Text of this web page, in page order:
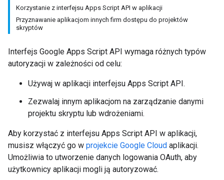
Korzystanie z interfejsu Apps Script API w aplikacji
Przyznawanie aplikacjom innych firm dostępu do projektów
skryptów
Interfejs Google Apps Script API wymaga różnych typów
autoryzacji w zależności od celu:
Używaj w aplikacji interfejsu Apps Script API.
Zezwalaj innym aplikacjom na zarządzanie danymi
projektu skryptu lub wdrożeniami.
Aby korzystać z interfejsu Apps Script API w aplikacji,
musisz włączyć go w projekcie Google Cloud aplikacji.
Umożliwia to utworzenie danych logowania OAuth, aby
użytkownicy aplikacji mogli ją autoryzować.